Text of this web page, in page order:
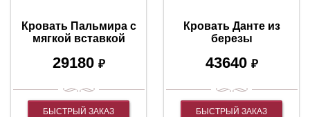
Кровать Пальмира с
мягкой вcтавкой
29180 ₽
БЫСТРЫЙ ЗАКАЗ
Кровать Данте из
березы
43640 ₽
БЫСТРЫЙ ЗАКАЗ